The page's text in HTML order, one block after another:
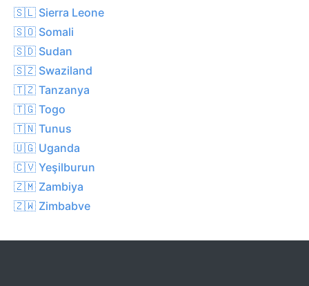
🇸🇱 Sierra Leone
🇸🇴 Somali
🇸🇩 Sudan
🇸🇿 Swaziland
🇹🇿 Tanzanya
🇹🇬 Togo
🇹🇳 Tunus
🇺🇬 Uganda
🇨🇻 Yeşilburun
🇿🇲 Zambiya
🇿🇼 Zimbabve